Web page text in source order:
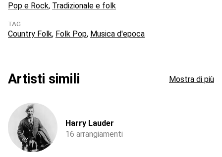
Pop e Rock Tradizionale e folk
TAG
Country Folk Folk Pop Musica d'epoca
Artisti simili Mostra di più
Harry Lauder
16 arrangiamenti